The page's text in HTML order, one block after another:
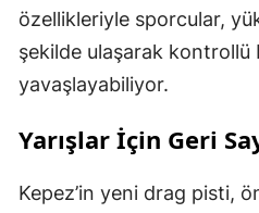
özellikleriyle sporcular,
şekilde ulaşarak kontrollü
yavaşlayabiliyor.
Yarışlar İçin Geri
Kepez’in yeni drag pisti,